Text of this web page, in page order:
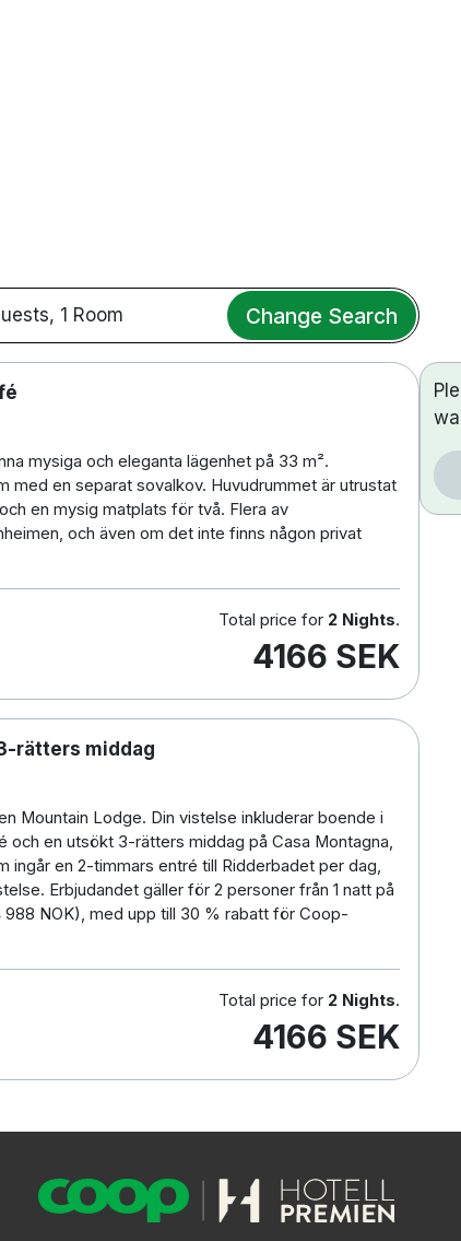
1 Room Change Search
mysiga och eleganta lägenhet på 33 m².
med en separat sovalkov. Huvudrummet är utrustat
en mysig matplats för två. Flera av
och även om det inte finns någon privat
Total price for 2 Nights.
4166 SEK
rätters middag
Mountain Lodge. Din vistelse inkluderar boende i
en utsökt 3-rätters middag på Casa Montagna,
ingår en 2-timmars entré till Ridderbadet per dag,
Erbjudandet gäller för 2 personer från 1 natt på
NOK), med upp till 30 % rabatt för Coop-
Total price for 2 Nights.
4166 SEK